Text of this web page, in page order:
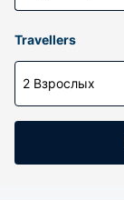
Travellers
2 Взрослых